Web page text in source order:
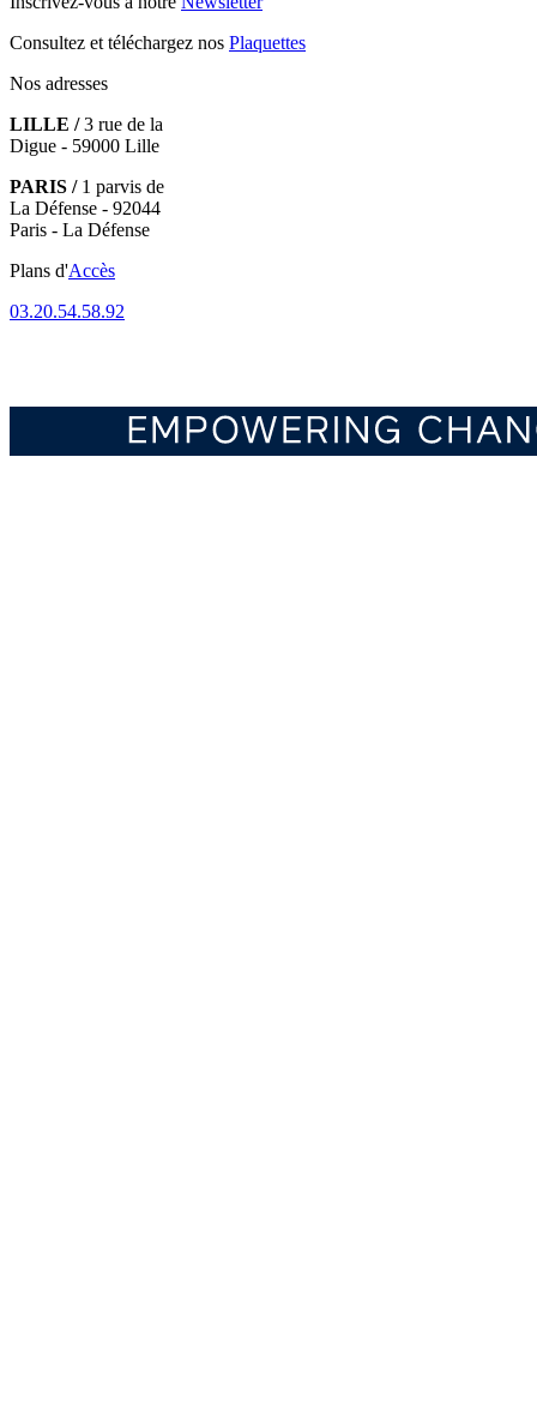
Consultez et téléchargez nos Plaquettes
Nos adresses
LILLE /3 rue de la
Digue - 59000 Lille
PARIS /1 parvis de
La Défense - 92044
Paris - La Défense
Plans d'Accès
03.20.54.58.92